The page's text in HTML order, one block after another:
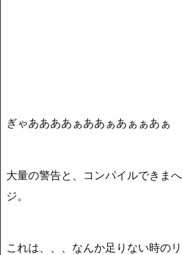
ぎゃああああぁああぁあぁぁあぁ
大量の警告と、コンパイルできま
ジ。
これは、、、なんか足りない時の